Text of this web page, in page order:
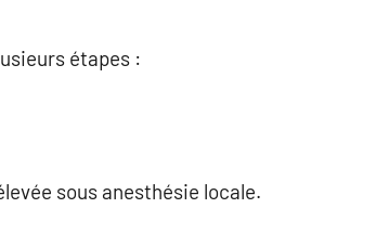
étapes :
sous anesthésie locale.